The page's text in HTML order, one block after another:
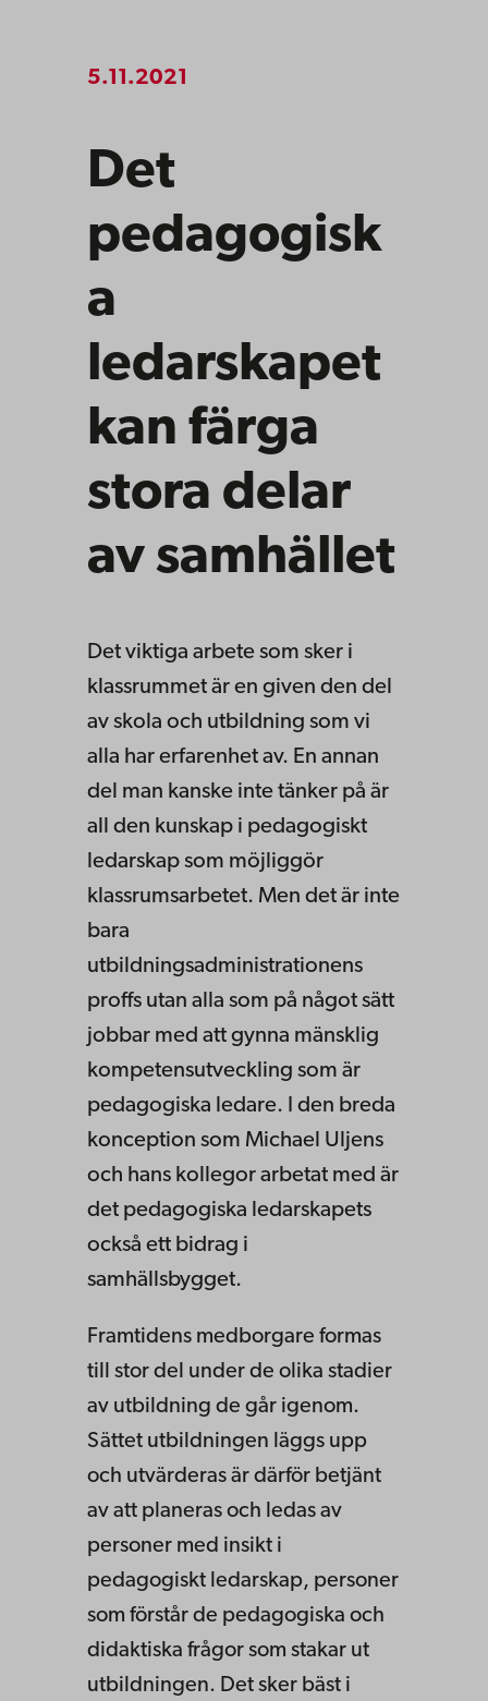
5.11.2021
Det
pedagogisk
a
ledarskapet
kan färga
stora delar
av samhället
Det viktiga arbete som sker i
klassrummet är en given den del
av skola och utbildning som vi
alla har erfarenhet av. En annan
del man kanske inte tänker på är
all den kunskap i pedagogiskt
ledarskap som möjliggör
klassrumsarbetet. Men det är inte
bara
utbildningsadministrationens
proffs utan alla som på något sätt
jobbar med att gynna mänsklig
kompetensutveckling som är
pedagogiska ledare. I den breda
konception som Michael Uljens
och hans kollegor arbetat med är
det pedagogiska ledarskapets
också ett bidrag i
samhällsbygget.
Framtidens medborgare formas
till stor del under de olika stadier
av utbildning de går igenom.
Sättet utbildningen läggs upp
och utvärderas är därför betjänt
av att planeras och ledas av
personer med insikt i
pedagogiskt ledarskap, personer
som förstår de pedagogiska och
didaktiska frågor som stakar ut
utbildningen. Det sker bäst i